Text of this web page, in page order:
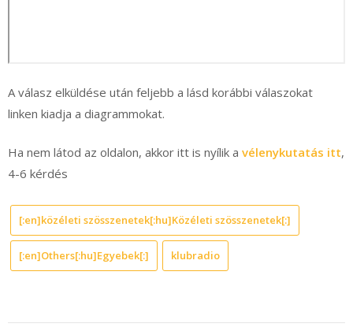
A válasz elküldése után feljebb a lásd korábbi válaszokat
linken kiadja a diagrammokat.
Ha nem látod az oldalon, akkor itt is nyílik a vélenykutatás itt,
4-6 kérdés
[:en]közéleti szösszenetek[:hu]Közéleti szösszenetek[:]
[:en]Others[:hu]Egyebek[:] klubradio